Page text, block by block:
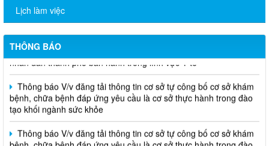
Lịch làm việc
THÔNG BÁO
bệnh, chữa bệnh đáp ứng yêu cầu là cơ sở thực hành trong đào
tạo khối ngành sức khỏe
THÔNG CÁO BÁO CHÍ Văn bản quy phạm pháp luật do Ủy ban
nhân dân thành phố ban hành trong lĩnh vực Y tế
Thông báo V/v đăng tải thông tin cơ sở tự công bố cơ sở khám
bệnh, chữa bệnh đáp ứng yêu cầu là cơ sở thực hành trong đào
tạo khối ngành sức khỏe
Thông báo V/v đăng tải thông tin cơ sở tự công bố cơ sở khám
bệnh, chữa bệnh đáp ứng yêu cầu là cơ sở thực hành trong đào